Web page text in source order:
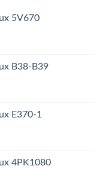
5V670
B38-B39
E370-1
4PK1080